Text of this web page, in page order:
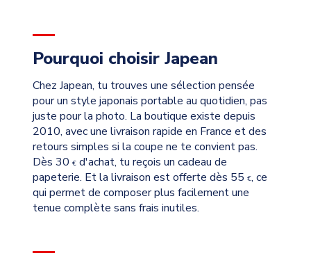
Pourquoi choisir Japean
Chez Japean, tu trouves une sélection pensée
pour un style japonais portable au quotidien, pas
juste pour la photo. La boutique existe depuis
2010, avec une livraison rapide en France et des
retours simples si la coupe ne te convient pas.
Dès 30 €d'achat, tu reçois un cadeau de
papeterie. Et la livraison est offerte dès 55 €, ce
qui permet de composer plus facilement une
tenue complète sans frais inutiles.